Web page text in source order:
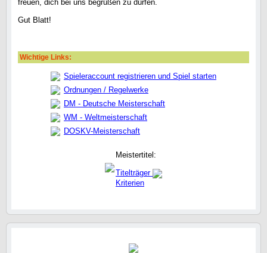
freuen, dich bei uns begrüßen zu dürfen.
Gut Blatt!
Wichtige Links:
Spieleraccount registrieren und Spiel starten
Ordnungen / Regelwerke
DM - Deutsche Meisterschaft
WM - Weltmeisterschaft
DOSKV-Meisterschaft
Meistertitel:
Titelträger
Kriterien